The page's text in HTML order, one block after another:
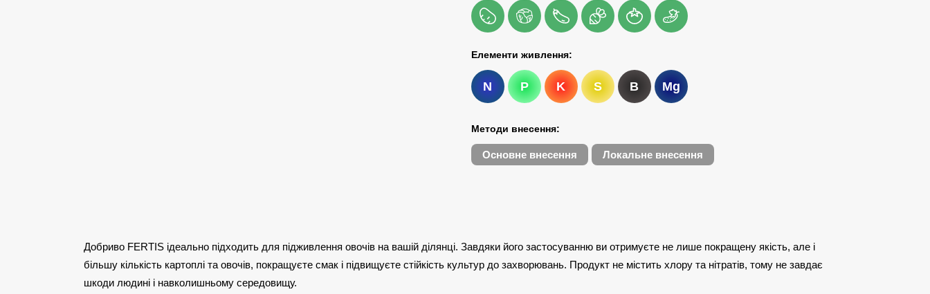
Елементи живлення:
N P K S B Mg
Методи внесення:
Основне внесення Локальне внесення
Добриво FERTIS ідеально підходить для підживлення овочів на вашій ділянці. Завдяки його застосуванню ви отримуєте не лише покращену якість, але і
більшу кількість картоплі та овочів, покращуєте смак і підвищуєте стійкість культур до захворювань. Продукт не містить хлору та нітратів, тому не завдає
шкоди людині і навколишньому середовищу.